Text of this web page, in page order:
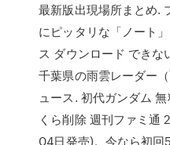
最新版出現場所まとめ.
にピッタリな「ノート
ス ダウンロード でき
千葉県の雨雲レーダー
ュース. 初代ガンダム
くら削除 週刊ファミ通
04日発売)。今なら初